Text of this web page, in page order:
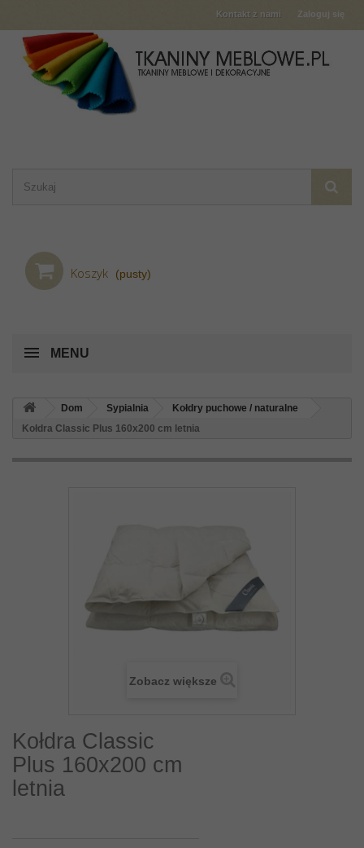
Zaloguj się
Kontakt z nami
Koszyk (pusty)
MENU
Dom Sypialnia
Kołdry puchowe / naturalne
Kołdra Classic Plus 160x200 cm letnia
Zobacz większe
Kołdra Classic
Plus 160x200 cm
letnia